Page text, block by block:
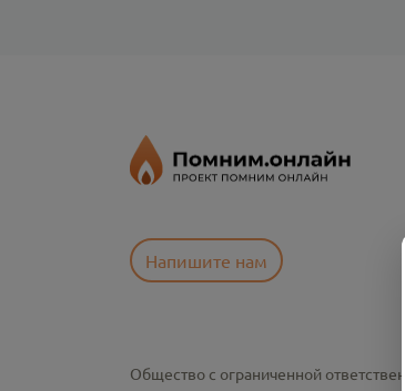
Напишите нам
Общество с ограниченной